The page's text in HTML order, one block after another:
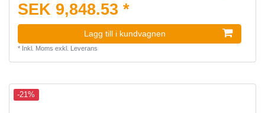
SEK 9,848.53 *
Lagg till i kundvagnen
* Inkl. Moms exkl. Leverans
-21%